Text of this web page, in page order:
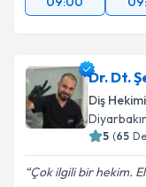
Dr. Dt.
Diş Hekimi
Diyarbakır
5 (65
Çok ilgili bir hekim.